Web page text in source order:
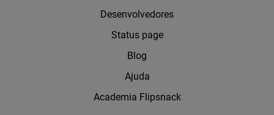
Desenvolvedores
Status page
Blog
Ajuda
Academia Flipsnack